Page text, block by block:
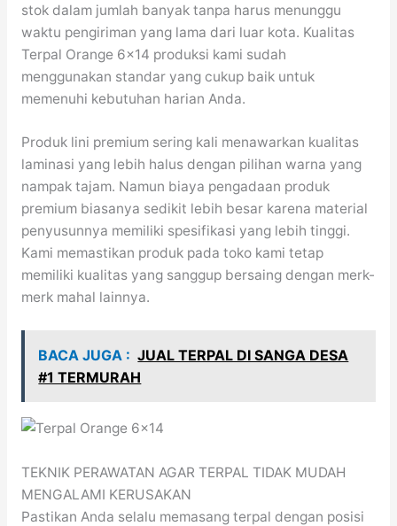
stok dalam jumlah banyak tanpa harus menunggu
waktu pengiriman yang lama dari luar kota. Kualitas
Terpal Orange 6×14 produksi kami sudah
menggunakan standar yang cukup baik untuk
memenuhi kebutuhan harian Anda.
Produk lini premium sering kali menawarkan kualitas
laminasi yang lebih halus dengan pilihan warna yang
nampak tajam. Namun biaya pengadaan produk
premium biasanya sedikit lebih besar karena material
penyusunnya memiliki spesifikasi yang lebih tinggi.
Kami memastikan produk pada toko kami tetap
memiliki kualitas yang sanggup bersaing dengan merk-
merk mahal lainnya.
BACA JUGA : JUAL TERPAL DI SANGA DESA
#1 TERMURAH
TEKNIK PERAWATAN AGAR TERPAL TIDAK MUDAH
MENGALAMI KERUSAKAN
Pastikan Anda selalu memasang terpal dengan posisi